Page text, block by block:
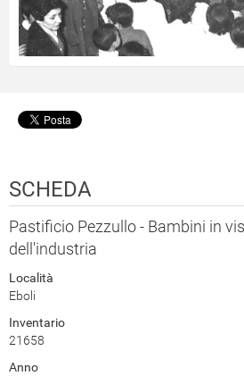
SCHEDA
Pastificio Pezzullo - Bambini in
dell'industria
Località
Eboli
Inventario
21658
Anno